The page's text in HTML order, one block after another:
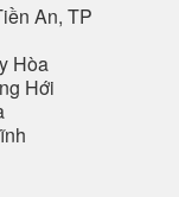
An, TP
Hòa
Hới